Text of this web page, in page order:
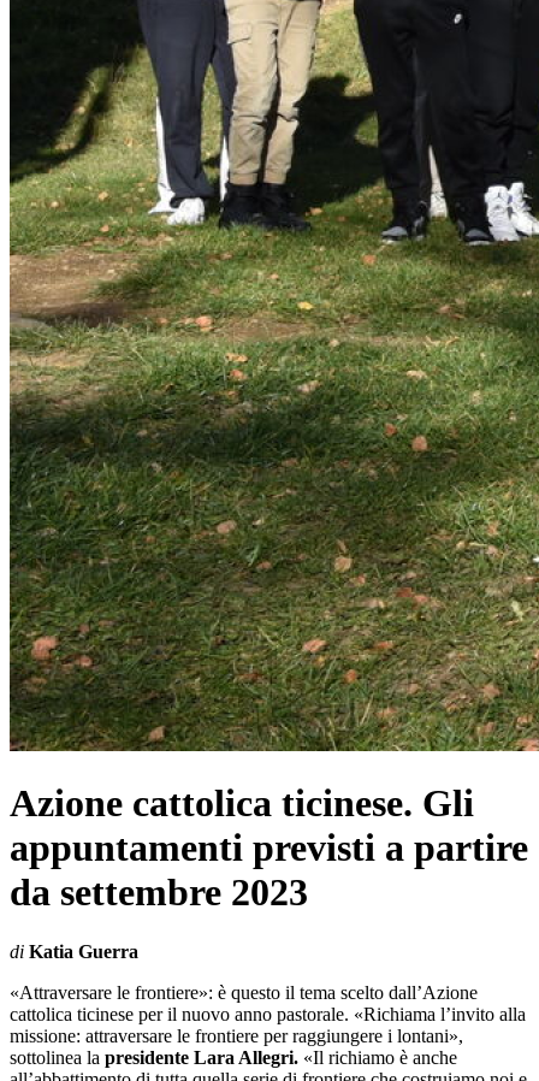
Azione cattolica ticinese. Gli
appuntamenti previsti a partire
da settembre 2023
di Katia Guerra
«Attraversare le frontiere»: è questo il tema scelto dall’Azione
cattolica ticinese per il nuovo anno pastorale. «Richiama l’invito alla
missione: attraversare le frontiere per raggiungere i lontani»,
sottolinea la presidente Lara Allegri. «Il richiamo è anche